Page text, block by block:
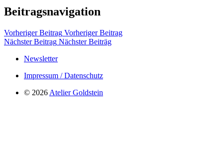
Beitragsnavigation
Vorheriger Beitrag Vorheriger Beitrag
Nächster Beitrag Nächster Beiträg
Newsletter
Impressum / Datenschutz
© 2026 Atelier Goldstein